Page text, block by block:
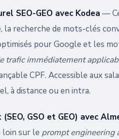
SEO-GEO avec Kodea —
la recherche de mots-clés
pour Google et les
trafic immédiatement
CPF. Accessible aux
à distance ou en intra.
GSO et GEO) avec
loin sur le prompt engineering